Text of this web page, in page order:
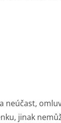
neúčast,
jinak